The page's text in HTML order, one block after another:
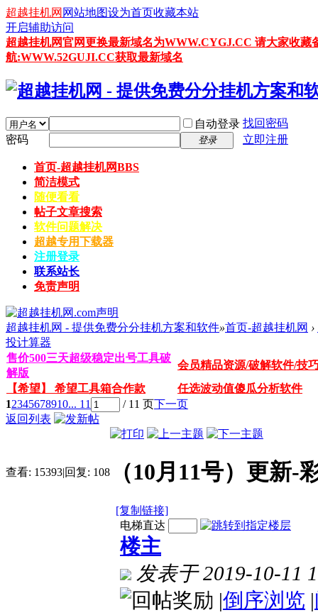
超越挂机网 网站地图设为首页收藏本站
开启辅助访问
超越挂机网官网更换最新域名为WWW.CYGJ.CC 请大家收
航:WWW.52GUJI.CC获取最新域名
自动登录 找回密码
密码
登录 立即注册
首页-超越挂机网BBS
简洁模式
随便看看
帖子文章搜索
软件问题解决
超越专用下载器
注册登录
联系站长
免责声明
超越挂机网 - 提供免费分分挂机方案和软件»首页-超越挂机网 ›
投计算器
售价500三天超级稳定出号工具破
解版
会员精品资源/破解软件/技
【希望】 希望工具箱合作款
任选波动值傻瓜分析软件
12345678910... 11 / 11 页下一页
返回列表
查看: 15393|回复: 108 （10月11号）更新
[复制链接]
电梯直达
楼主
发表于 2019-10-11
|倒序浏览 |